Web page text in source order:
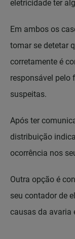
eletricidade ter
Em ambos os
tomar se detetar
corretamente é
responsável pelo
suspeitas.
Após ter
distribuição
ocorrência nos
Outra opção é
seu contador de
causas da avaria